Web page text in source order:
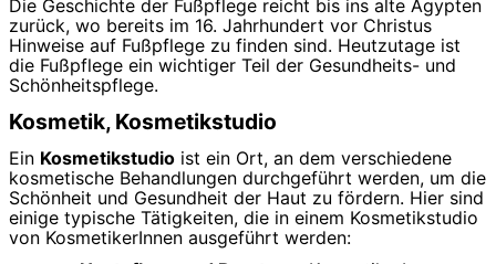
Die Geschichte der Fußpflege reicht bis ins alte Ägypten
zurück, wo bereits im 16. Jahrhundert vor Christus
Hinweise auf Fußpflege zu finden sind. Heutzutage ist
die Fußpflege ein wichtiger Teil der Gesundheits- und
Schönheitspflege.
Kosmetik, Kosmetikstudio
Ein Kosmetikstudio ist ein Ort, an dem verschiedene
kosmetische Behandlungen durchgeführt werden, um die
Schönheit und Gesundheit der Haut zu fördern. Hier sind
einige typische Tätigkeiten, die in einem Kosmetikstudio
von KosmetikerInnen ausgeführt werden: